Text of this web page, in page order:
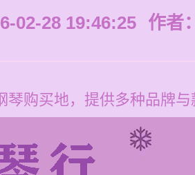
02-28 19:46:25 作者：
购买地，提供多种品牌与